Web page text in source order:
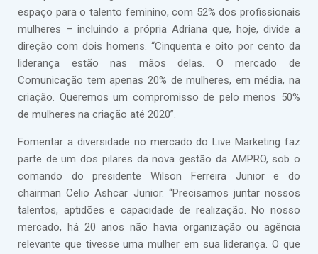
espaço para o talento feminino, com 52% dos profissionais
mulheres – incluindo a própria Adriana que, hoje, divide a
direção com dois homens. “Cinquenta e oito por cento da
liderança estão nas mãos delas. O mercado de
Comunicação tem apenas 20% de mulheres, em média, na
criação. Queremos um compromisso de pelo menos 50%
de mulheres na criação até 2020”.
Fomentar a diversidade no mercado do Live Marketing faz
parte de um dos pilares da nova gestão da AMPRO, sob o
comando do presidente Wilson Ferreira Junior e do
chairman Celio Ashcar Junior. “Precisamos juntar nossos
talentos, aptidões e capacidade de realização. No nosso
mercado, há 20 anos não havia organização ou agência
relevante que tivesse uma mulher em sua liderança. O que